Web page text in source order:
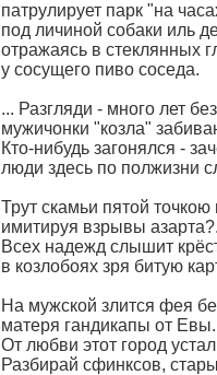
патрулирует парк "на
под личиной собаки иль
отражаясь в стеклянных
у сосущего пиво соседа.
... Разгляди - много лет
мужичонки "козла"
Кто-нибудь загонялся -
люди здесь по полжизни
Трут скамьи пятой точкою
имитируя взрывы
Всех надежд слышит
в козлобоях зря битую
На мужской злится фея
матеря гандикапы от Евы.
От любви этот город
Разбирай сфинксов,